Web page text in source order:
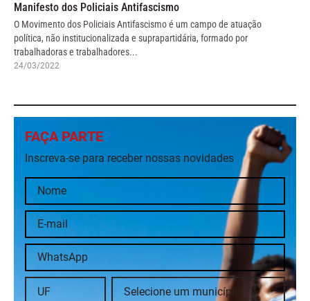
Manifesto dos Policiais Antifascismo
O Movimento dos Policiais Antifascismo é um campo de atuação
política, não institucionalizada e suprapartidária, formado por
trabalhadoras e trabalhadores...
24/03/2022
FAÇA PARTE
Inscreva-se para receber nossas novidades